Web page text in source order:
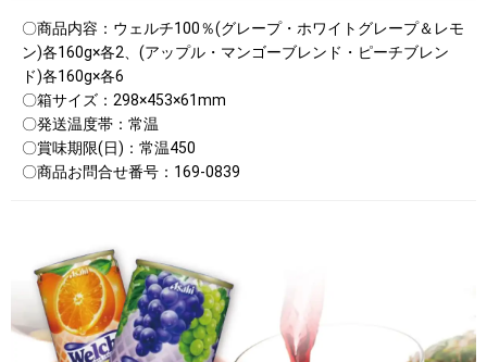
〇商品内容：ウェルチ100％(グレープ・ホワイトグレープ＆レモ
ン)各160g×各2、(アップル・マンゴーブレンド・ピーチブレン
ド)各160g×各6
〇箱サイズ：298×453×61mm
〇発送温度帯：常温
〇賞味期限(日)：常温450
〇商品お問合せ番号：169-0839